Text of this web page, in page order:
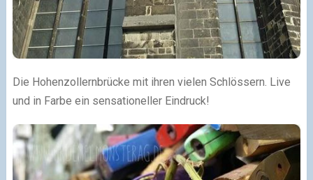
Die Hohenzollernbrücke mit ihren vielen Schlössern. Live
und in Farbe ein sensationeller Eindruck!